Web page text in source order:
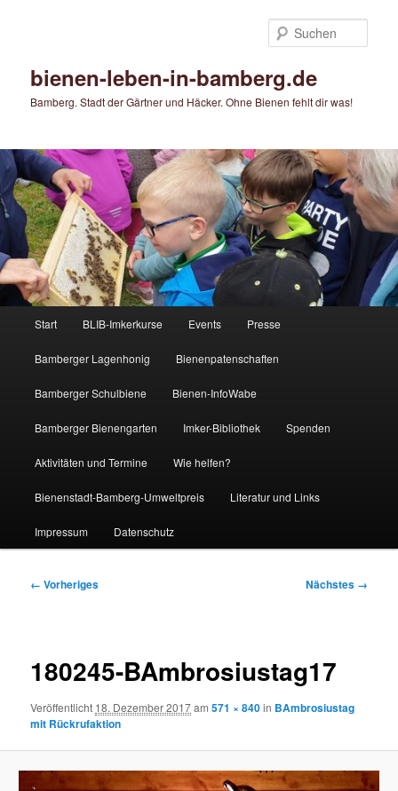
bienen-leben-in-bamberg.de
Bamberg. Stadt der Gärtner und Häcker. Ohne Bienen fehlt dir was!
Start BLIB-Imkerkurse Events Presse
Bamberger Lagenhonig Bienenpatenschaften
Bamberger Schulbiene Bienen-InfoWabe
Bamberger Bienengarten Imker-Bibliothek Spenden
Aktivitäten und Termine Wie helfen?
Bienenstadt-Bamberg-Umweltpreis Literatur und Links
Impressum Datenschutz
Bilder-
← Vorheriges Nächstes →
180245-BAmbrosiustag17
Veröffentlicht 18. Dezember 2017am571 × 840in BAmbrosiustag
mit Rückrufaktion